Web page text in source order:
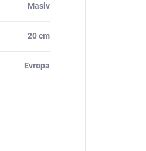
Masiv
20 cm
Evropa